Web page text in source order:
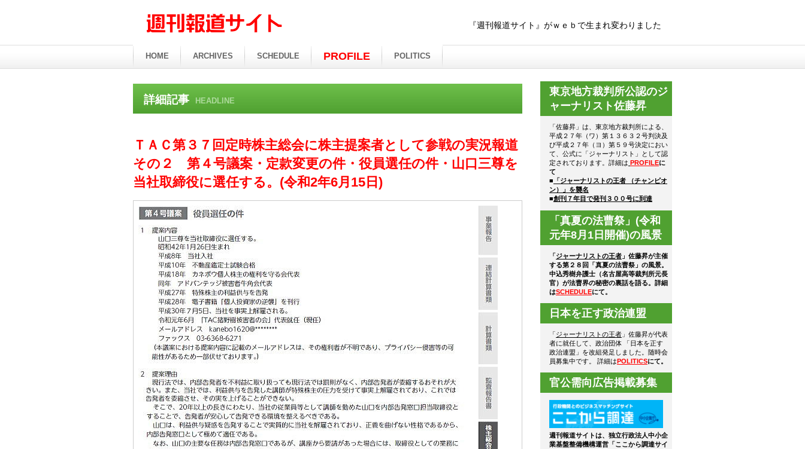
『週刊報道サイト』がｗｅｂで生まれ変わりました
詳細記事 HEADLINE
ＴＡＣ第３７回定時株主総会に株主提案者として参戦の実況報道
その２ 第４号議案・定款変更の件・役員選任の件・山口三尊を
当社取締役に選任する。(令和2年6月15日)
HOME ARCHIVES SCHEDULE PROFILE POLITICS
東京地方裁判所公認のジ
ャーナリスト佐藤昇
「佐藤昇」は、東京地方裁判所による、
平成２７年（ワ）第１３６３２号判決及
び平成２７年（ヨ）第５９号決定におい
て、公式に「ジャーナリスト」として認
定されております。詳細は PROFILEに
て
■ 「ジャーナリストの王者 （チャンピオ
ン）」を襲名
■創刊７年目で発刊３００号に到達
「真夏の法曹祭」(令和
元年8月1日開催)の風景
「ジャーナリストの王者 」佐藤昇が主催
する第２８回「真夏の法曹祭」の風景。
中込秀樹弁護士（名古屋高等裁判所元長
官）が法曹界の秘密の裏話を語る。詳細
はSCHEDULEにて。
日本を正す政治連盟
「ジャーナリストの王者 」佐藤昇が代表
者に就任して、政治団体 「日本を正す
政治連盟」を改組発足しました。随時会
員募集中です。 詳細はPOLITICSにて。
官公需向広告掲載募集
週刊報道サイトは、独立行政法人中小企
業基盤整備機構運営「ここから調達サイ